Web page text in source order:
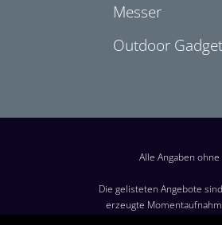
Messer
Outdoor
Alle Angaben
Die gelisteten Angebote
erzeugte